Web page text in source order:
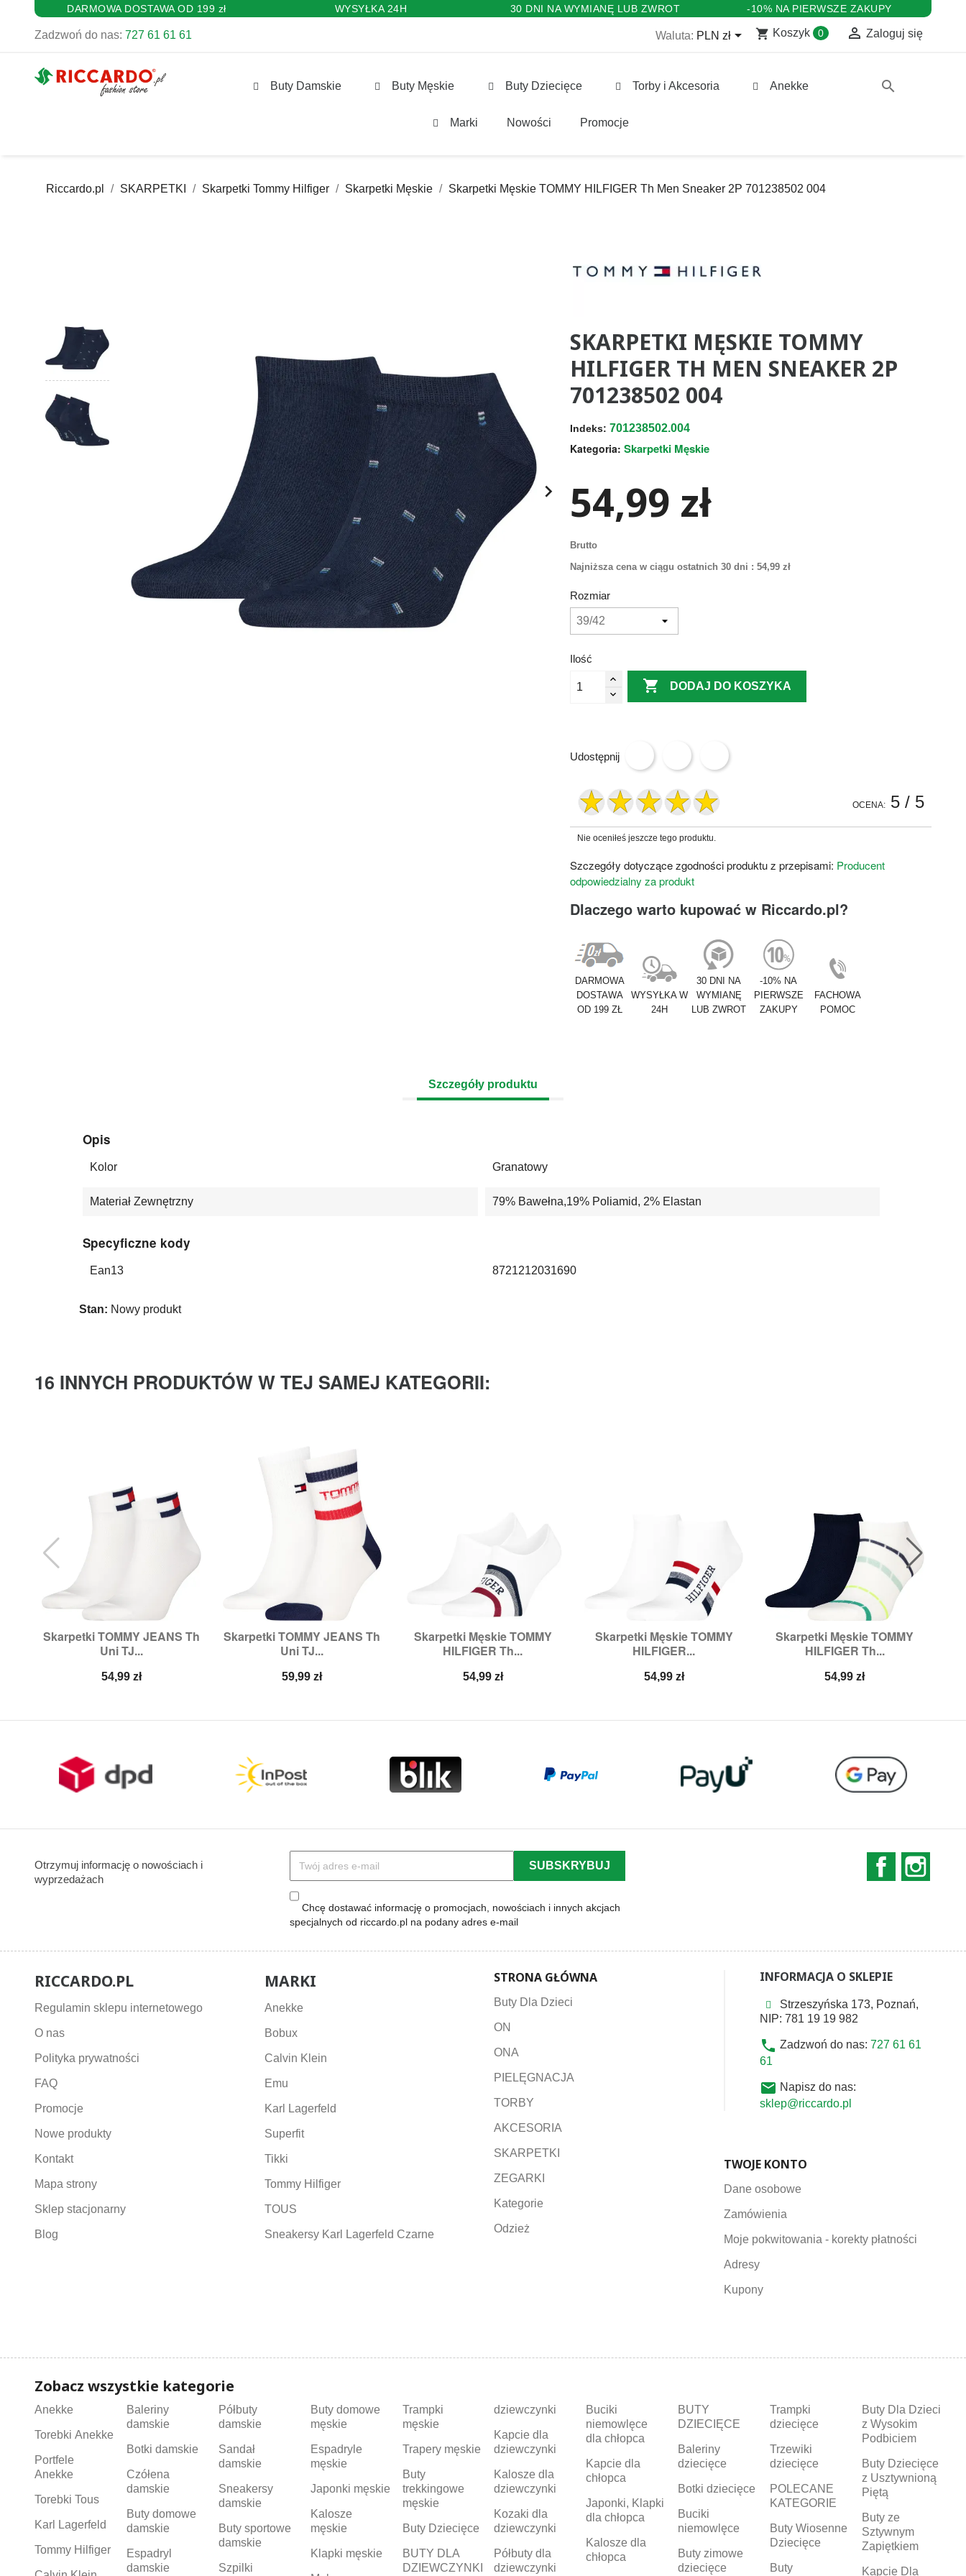
DARMOWA DOSTAWA OD 199 zł WYSYŁKA 24H 30 DNI NA WYMIANĘ LUB ZWROT -10% NA PIERWSZE ZAKUPY
Zadzwoń do nas: 727 61 61 61 Waluta: PLN zł shopping_cart Koszyk 0  Zaloguj się
Buty Damskie Buty Męskie Buty Dziecięce Torby i Akcesoria Anekke
Marki Nowości Promocje
search
Riccardo.pl SKARPETKI Skarpetki Tommy Hilfiger Skarpetki Męskie Skarpetki Męskie TOMMY HILFIGER Th Men Sneaker 2P 701238502 004

SKARPETKI MĘSKIE TOMMY
HILFIGER TH MEN SNEAKER 2P
701238502 004
Indeks: 701238502.004
Kategoria: Skarpetki Męskie
54,99 zł
Brutto
Najniższa cena w ciągu ostatnich 30 dni : 54,99 zł
Rozmiar
Ilość
 DODAJ DO KOSZYKA
Udostępnij
OCENA: 5/ 5
Nie oceniłeś jeszcze tego produktu.
Szczegóły dotyczące zgodności produktu z przepisami: Producent
odpowiedzialny za produkt
Dlaczego warto kupować w Riccardo.pl?
DARMOWA
DOSTAWA
OD 199 ZŁ
WYSYŁKA W
24H
30 DNI NA
WYMIANĘ
LUB ZWROT
-10% NA
PIERWSZE
ZAKUPY
FACHOWA
POMOC
Szczegóły produktu
Opis
Kolor Granatowy
Materiał Zewnętrzny 79% Bawełna,19% Poliamid, 2% Elastan
Specyficzne kody
Ean13 8721212031690
Stan: Nowy produkt
16 INNYCH PRODUKTÓW W TEJ SAMEJ KATEGORII:
Skarpetki TOMMY JEANS Th
Uni TJ...
Cena
54,99 zł
Szybki podgląd
35/38,39/42,
Skarpetki TOMMY JEANS Th
Uni TJ...
Cena
59,99 zł
Szybki podgląd
35/38,39/42,
Skarpetki Męskie TOMMY
HILFIGER Th...
Cena
54,99 zł
Szybki podgląd
Rozmiary:43/46
Skarpetki Męskie TOMMY
HILFIGER...
Cena
54,99 zł
Szybki podgląd
Rozmiary:39/42
Skarpetki Męskie TOMMY
HILFIGER Th...
Cena
54,99 zł
Szybki podgląd
Rozmiary:39/42,43/46
Otrzymuj informację o nowościach i
wyprzedażach
Chcę dostawać informację o promocjach, nowościach i innych akcjach
specjalnych od riccardo.pl na podany adres e-mail
Facebook
RICCARDO.PL
Regulamin sklepu internetowego
O nas
Polityka prywatności
FAQ
Promocje
Nowe produkty
Kontakt
Mapa strony
Sklep stacjonarny
Blog
MARKI
Anekke
Bobux
Calvin Klein
Emu
Karl Lagerfeld
Superfit
Tikki
Tommy Hilfiger
TOUS
Sneakersy Karl Lagerfeld Czarne
STRONA GŁÓWNA
Buty Dla Dzieci
ON
ONA
PIELĘGNACJA
TORBY
AKCESORIA
SKARPETKI
ZEGARKI
Kategorie
Odzież
INFORMACJA O SKLEPIE
Strzeszyńska 173, Poznań,
NIP: 781 19 19 982
phone Zadzwoń do nas: 727 61 61
61
email Napisz do nas:
sklep@riccardo.pl
TWOJE KONTO
Dane osobowe
Zamówienia
Moje pokwitowania - korekty płatności
Adresy
Kupony
Zobacz wszystkie kategorie
Anekke
Torebki Anekke
Portfele
Anekke
Torebki Tous
Karl Lagerfeld
Tommy Hilfiger
Baleriny
damskie
Botki damskie
Czółena
damskie
Buty domowe
damskie
Espadryl
damskie
Półbuty
damskie
Sandał
damskie
Sneakersy
damskie
Buty sportowe
damskie
Szpilki
Buty domowe
męskie
Espadryle
męskie
Japonki męskie
Kalosze
męskie
Klapki męskie
Trampki
męskie
Trapery męskie
Buty
trekkingowe
męskie
Buty Dziecięce
BUTY DLA
DZIEWCZYNKI
dziewczynki
Kapcie dla
dziewczynki
Kalosze dla
dziewczynki
Kozaki dla
dziewczynki
Półbuty dla
dziewczynki
Buciki
niemowlęce
dla chłopca
Kapcie dla
chłopca
Japonki, Klapki
dla chłopca
Kalosze dla
chłopca
BUTY
DZIECIĘCE
Baleriny
dziecięce
Botki dziecięce
Buciki
niemowlęce
Buty zimowe
dziecięce
Trampki
dziecięce
Trzewiki
dziecięce
POLECANE
KATEGORIE
Buty Wiosenne
Dziecięce
Buty
Buty Dla Dzieci
z Wysokim
Podbiciem
Buty Dziecięce
z Usztywnioną
Piętą
Buty ze
Sztywnym
Zapiętkiem
Kapcie Dla